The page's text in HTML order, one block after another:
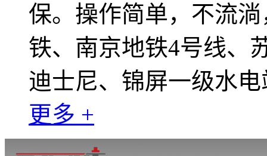
保。操作简单，不流
铁、南京地铁4号线、
迪士尼、锦屏一级水
更多 +